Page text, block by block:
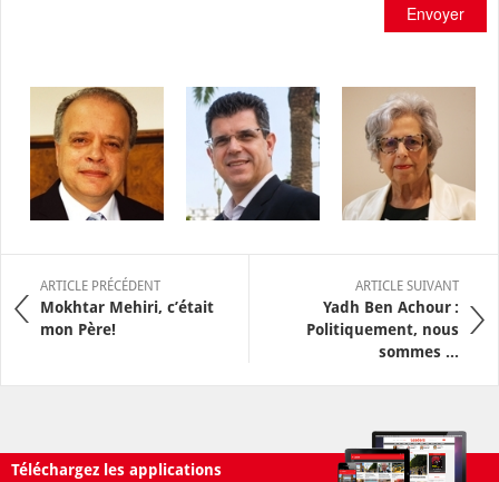
Envoyer
ARTICLE PRÉCÉDENT
Mokhtar Mehiri, c’était
mon Père!
ARTICLE SUIVANT
Yadh Ben Achour :
Politiquement, nous
sommes ...
Téléchargez les applications